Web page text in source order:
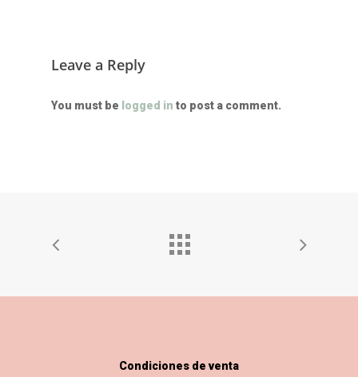
Leave a Reply
You must be logged in to post a comment.
Condiciones de venta